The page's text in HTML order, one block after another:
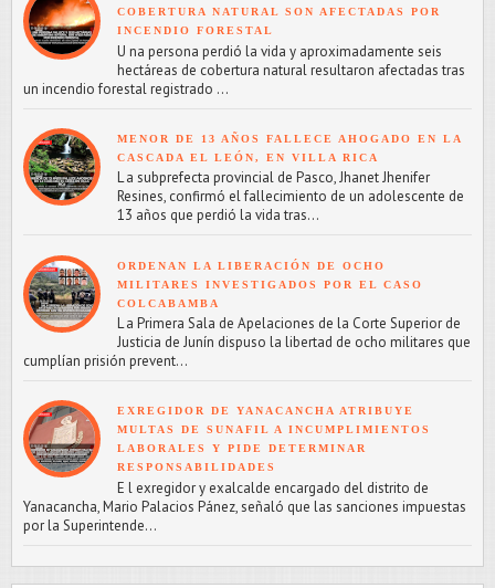
COBERTURA NATURAL SON AFECTADAS POR
INCENDIO FORESTAL
U na persona perdió la vida y aproximadamente seis
hectáreas de cobertura natural resultaron afectadas tras
un incendio forestal registrado ...
MENOR DE 13 AÑOS FALLECE AHOGADO EN LA
CASCADA EL LEÓN, EN VILLA RICA
L a subprefecta provincial de Pasco, Jhanet Jhenifer
Resines, confirmó el fallecimiento de un adolescente de
13 años que perdió la vida tras...
ORDENAN LA LIBERACIÓN DE OCHO
MILITARES INVESTIGADOS POR EL CASO
COLCABAMBA
L a Primera Sala de Apelaciones de la Corte Superior de
Justicia de Junín dispuso la libertad de ocho militares que
cumplían prisión prevent...
EXREGIDOR DE YANACANCHA ATRIBUYE
MULTAS DE SUNAFIL A INCUMPLIMIENTOS
LABORALES Y PIDE DETERMINAR
RESPONSABILIDADES
E l exregidor y exalcalde encargado del distrito de
Yanacancha, Mario Palacios Pánez, señaló que las sanciones impuestas
por la Superintende...